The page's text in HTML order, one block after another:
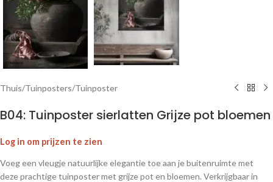
Thuis/Tuinposters/Tuinposter
B04: Tuinposter sierlatten Grijze pot bloemen
Log in om prijzen te zien
Voeg een vleugje natuurlijke elegantie toe aan je buitenruimte met
deze prachtige tuinposter met grijze pot en bloemen. Verkrijgbaar in